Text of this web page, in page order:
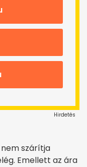
Hirdetés
szárítja
Emellett az ára